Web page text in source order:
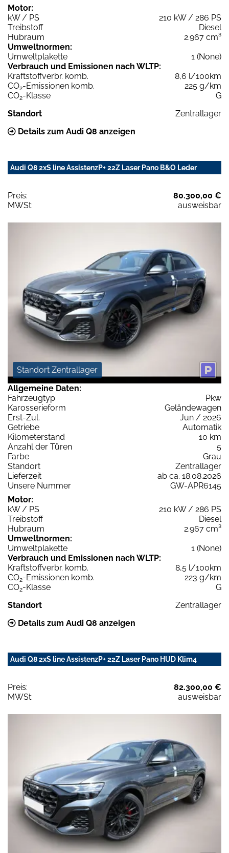
Motor:
kW / PS
210 kW / 286 PS
Treibstoff
Diesel
Hubraum
2.967 cm³
Umweltnormen:
Umweltplakette
1 (None)
Verbrauch und Emissionen nach WLTP:
Kraftstoffverbr. komb.
8,6 l/100km
CO2-Emissionen komb.
225 g/km
CO2-Klasse
G
Standort
Zentrallager
Details zum Audi Q8 anzeigen
Audi Q8 2xS line AssistenzP+ 22Z Laser Pano B&O Leder
Preis:
80.300,00 €
MWSt:
ausweisbar
Standort Zentrallager
Allgemeine Daten:
Fahrzeugtyp
Pkw
Karosserieform
Geländewagen
Erst-Zul.
Jun / 2026
Getriebe
Automatik
Kilometerstand
10 km
Anzahl der Türen
5
Farbe
Grau
Standort
Zentrallager
Lieferzeit
ab ca. 18.08.2026
Unsere Nummer
GW-APR6145
Motor:
kW / PS
210 kW / 286 PS
Treibstoff
Diesel
Hubraum
2.967 cm³
Umweltnormen:
Umweltplakette
1 (None)
Verbrauch und Emissionen nach WLTP:
Kraftstoffverbr. komb.
8,5 l/100km
CO2-Emissionen komb.
223 g/km
CO2-Klasse
G
Standort
Zentrallager
Details zum Audi Q8 anzeigen
Audi Q8 2xS line AssistenzP+ 22Z Laser Pano HUD Klim4
Preis:
82.300,00 €
MWSt:
ausweisbar